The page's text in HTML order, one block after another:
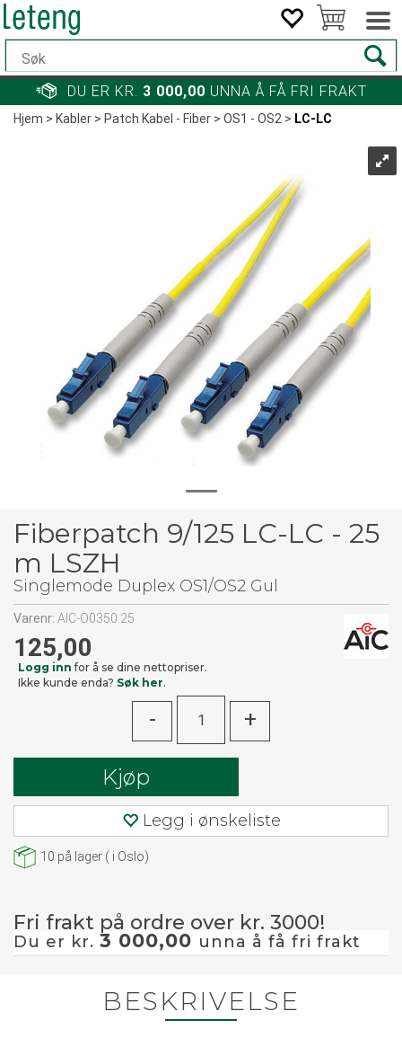
DU ER KR. 3 000,00 UNNA Å FÅ FRI FRAKT
Hjem>Kabler>Patch Kabel - Fiber>OS1 - OS2> LC-LC
Fiberpatch 9/125 LC-LC - 25
m LSZH
Singlemode Duplex OS1/OS2 Gul
Varenr: AIC-O0350.25
125,00
Logg inn for å se dine nettopriser.
Ikke kunde enda? Søk her.
- +
Kjøp
Legg i ønskeliste
10 på lager ( i Oslo)
Fri frakt på ordre over kr. 3000!
Du er kr. 3 000,00 unna å få fri frakt
BESKRIVELSE